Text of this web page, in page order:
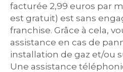
facturée 2,99 euros par
est gratuit) est sans
franchise. Grâce à cela,
assistance en cas de
installation de gaz et/ou
Une assistance